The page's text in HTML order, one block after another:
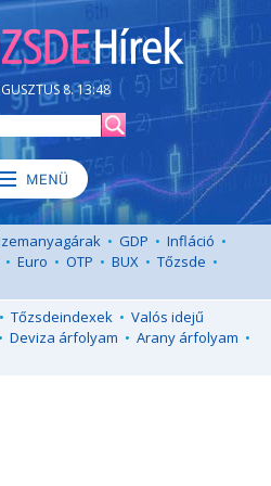
8. 13:48
• GDP • Infláció •
• Euro • OTP • BUX • Tőzsde •
• Tőzsdeindexek • Valós idejű
• Deviza árfolyam • Arany árfolyam •